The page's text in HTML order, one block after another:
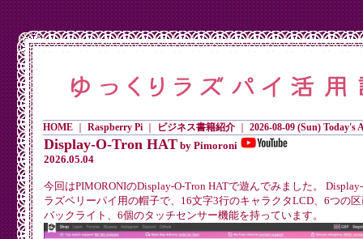
HOME｜ Raspberry Pi｜ ビジネス書籍紹介｜ 2026-08-09 (Sun) Today's
Display-O-Tron HATby Pimoroni
2026.05.04
今回はPIMORONIのDisplay-O-Tron HATで遊んでみました。
ラズベリーパイ用の帽子で、16文字3行のキャラクタLCD、6つの
バックライト、6個のタッチセンサー機能を持っています。